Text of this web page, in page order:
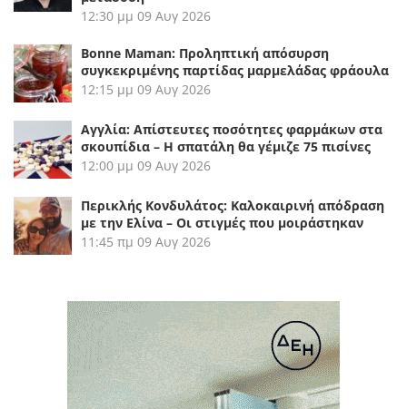
12:30 μμ 09 Αυγ 2026
Bonne Maman: Προληπτική απόσυρση
συγκεκριμένης παρτίδας μαρμελάδας φράουλα
12:15 μμ 09 Αυγ 2026
Αγγλία: Απίστευτες ποσότητες φαρμάκων στα
σκουπίδια – Η σπατάλη θα γέμιζε 75 πισίνες
12:00 μμ 09 Αυγ 2026
Περικλής Κονδυλάτος: Καλοκαιρινή απόδραση
με την Ελίνα – Οι στιγμές που μοιράστηκαν
11:45 πμ 09 Αυγ 2026